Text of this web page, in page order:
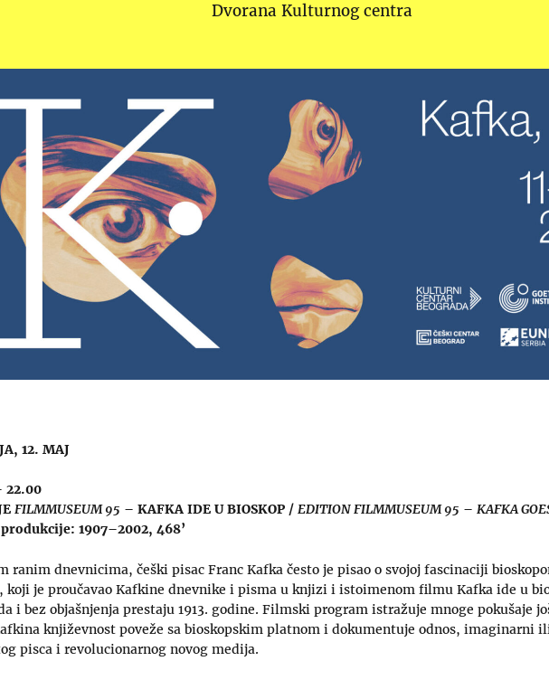
Dvorana Kulturnog centra
12. MAJ
22.00
FILMMUSEUM 95 – KAFKA IDE U BIOSKOP / EDITION FILMMUSEUM 95 – KAFKA
1907–2002, 468’
ranim dnevnicima, češki pisac Franc Kafka često je pisao o svojoj fascinaciji
koji je proučavao Kafkine dnevnike i pisma u knjizi i istoimenom filmu Kafka ide u
i bez objašnjenja prestaju 1913. godine. Filmski program istražuje mnoge pokušaje
književnost poveže sa bioskopskim platnom i dokumentuje odnos, imaginarni
pisca i revolucionarnog novog medija.